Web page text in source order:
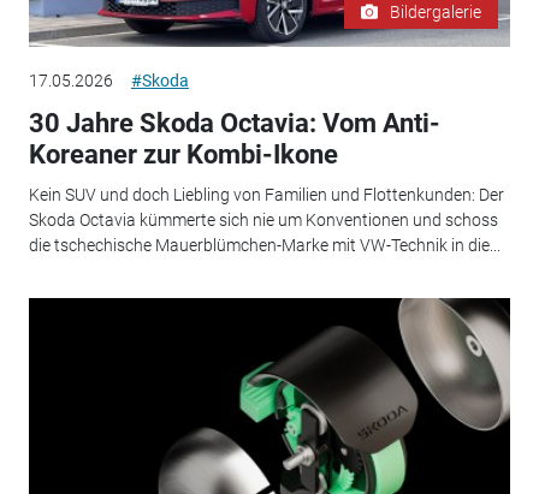
Bildergalerie
17.05.2026 #Skoda
30 Jahre Skoda Octavia: Vom Anti-
Koreaner zur Kombi-Ikone
Kein SUV und doch Liebling von Familien und Flottenkunden: Der
Skoda Octavia kümmerte sich nie um Konventionen und schoss
die tschechische Mauerblümchen-Marke mit VW-Technik in die...